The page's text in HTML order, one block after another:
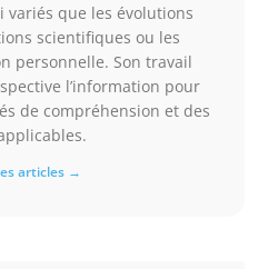
variés que les évolutions
scientifiques ou les
personnelle. Son travail
l’information pour
de compréhension et des
articles →